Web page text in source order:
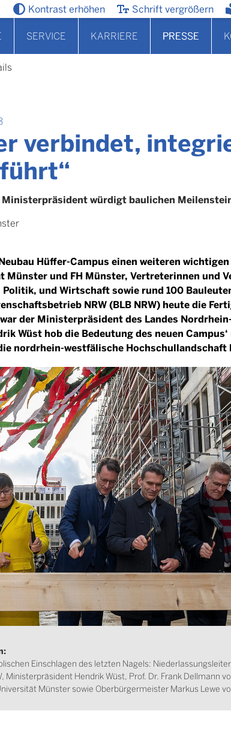
Kontrast erhöhen Schrift vergrößern
SERVICE KARRIERE PRESSE
verbindet,
würdigt baulichen
Hüffer-Campus einen weiteren
Münster und FH Münster, Vertreterinnen und
und Wirtschaft sowie rund 100
NRW (BLB NRW) heute die
der Ministerpräsident des Landes
Wüst hob die Bedeutung des neuen
nordrhein-westfälische Hochschullandschaft
Einschlagen des letzten Nagels:
Ministerpräsident Hendrik Wüst, Prof. Dr. Frank Dellmann
Münster sowie Oberbürgermeister Markus Lewe